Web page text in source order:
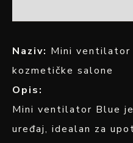
Naziv: Mini ventilator
kozmetičke salone
Opis:
Mini ventilator Blue
uređaj, idealan za